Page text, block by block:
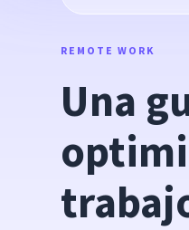
REMOTE WORK
Una